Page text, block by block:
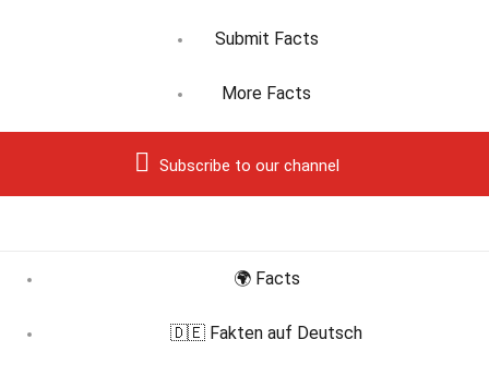
Submit Facts
More Facts
Subscribe to our channel
🌍 Facts
🇩🇪 Fakten auf Deutsch